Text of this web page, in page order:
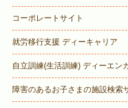
コーポレートサイト
就労移行支援 ディーキャリア
自立訓練(生活訓練) ディーエン
障害のあるお子さまの施設検索